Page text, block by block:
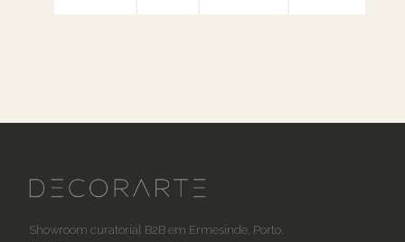
Showroom curatorial B2B em Ermesinde, Porto.